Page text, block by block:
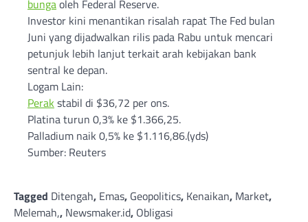
bungaoleh Federal Reserve.
Investor kini menantikan risalah rapat The Fed bulan
Juni yang dijadwalkan rilis pada Rabu untuk mencari
petunjuk lebih lanjut terkait arah kebijakan bank
sentral ke depan.
Logam Lain:
Perak stabil di $36,72 per ons.
Platina turun 0,3% ke $1.366,25.
Palladium naik 0,5% ke $1.116,86.(yds)
Sumber: Reuters
Tagged Ditengah, Emas, Geopolitics, Kenaikan, Market,
Melemah,, Newsmaker.id, Obligasi